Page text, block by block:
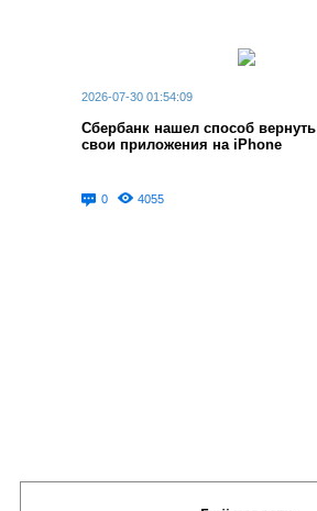
2026-07-30 01:54:09
Сбербанк нашел способ вернуть
свои приложения на iPhone
0 4055